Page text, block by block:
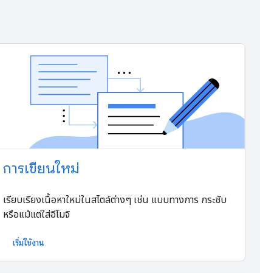
การเขียนใหม่
เรียบเรียงเนื้อหาใหม่ในสไตล์ต่างๆ เช่น แบบทางการ กระชับ
หรือแม้แต่ใส่อีโมจิ
เริ่มใช้งาน